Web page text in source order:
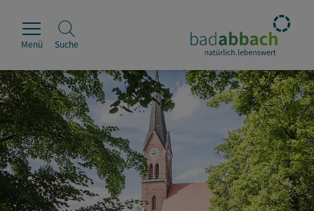
Rathaus
Erleben
Leben & Wohnen
Menü Suche